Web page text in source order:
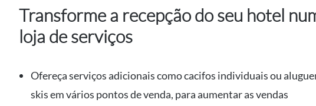
Transforme a recepção do seu hotel
loja de serviços
Ofereça serviços adicionais como cacifos individuais ou
skis em vários pontos de venda, para aumentar as vendas